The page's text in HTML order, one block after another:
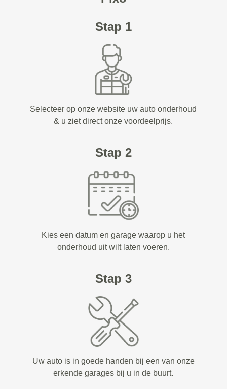
Stap 1
Selecteer op onze website uw auto onderhoud
& u ziet direct onze voordeelprijs.
Stap 2
Kies een datum en garage waarop u het
onderhoud uit wilt laten voeren.
Stap 3
Uw auto is in goede handen bij een van onze
erkende garages bij u in de buurt.